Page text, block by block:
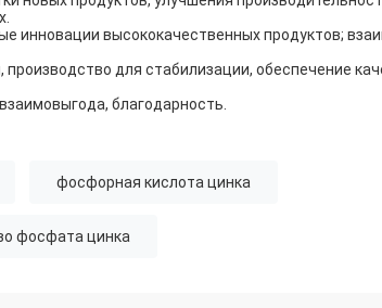
инновации высококачественных продуктов;
для стабилизации, обеспечение
благодарность.
фосфорная кислота цинка
фосфата цинка